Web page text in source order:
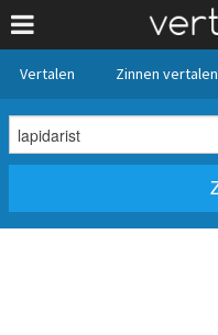
Vertalen Zinnen vertalen